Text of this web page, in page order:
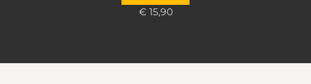
€ 15,90